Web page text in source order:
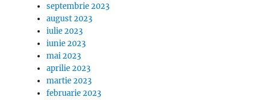
septembrie 2023
august 2023
iulie 2023
iunie 2023
mai 2023
aprilie 2023
martie 2023
februarie 2023